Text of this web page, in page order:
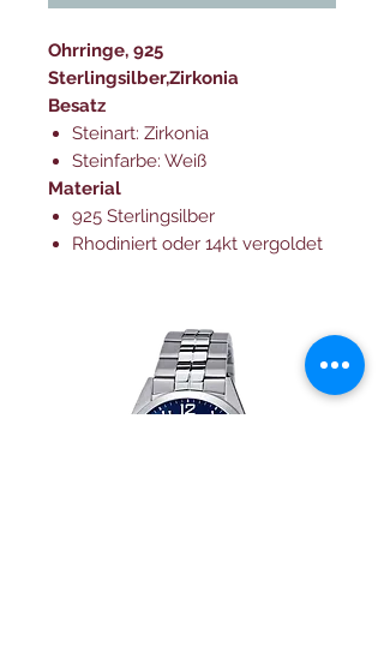
Ohrringe, 925
Sterlingsilber,Zirkonia
Besatz
Steinart: Zirkonia
Steinfarbe: Weiß
Material
925 Sterlingsilber
Rhodiniert oder 14kt vergoldet